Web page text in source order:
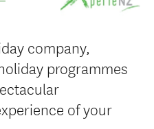
company,
programmes
of your